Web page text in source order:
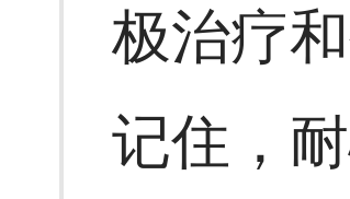
极治疗
记住，